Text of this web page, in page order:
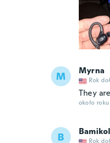
M Myrna
Rok
They
około
B Rok